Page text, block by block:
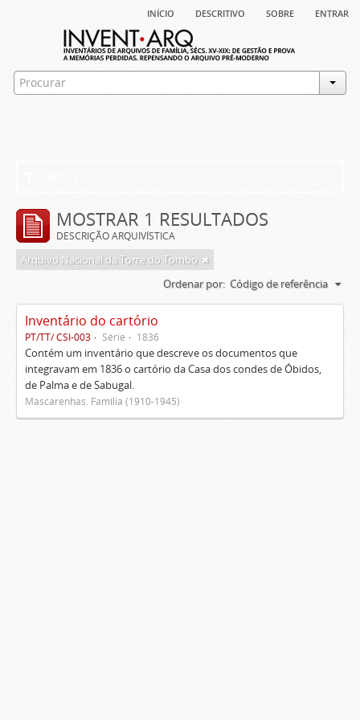
início descritivo sobre entrar
MOSTRAR 1 RESULTADOS
DESCRIÇÃO ARQUIVÍSTICA
Arquivo Nacional da Torre do Tombo
Ordenar por: Código de referência
Inventário do cartório
PT/TT/ CSI-003 Série 1836
Contém um inventário que descreve os documentos que
integravam em 1836 o cartório da Casa dos condes de Óbidos,
de Palma e de Sabugal.
Mascarenhas. Família (1910-1945)